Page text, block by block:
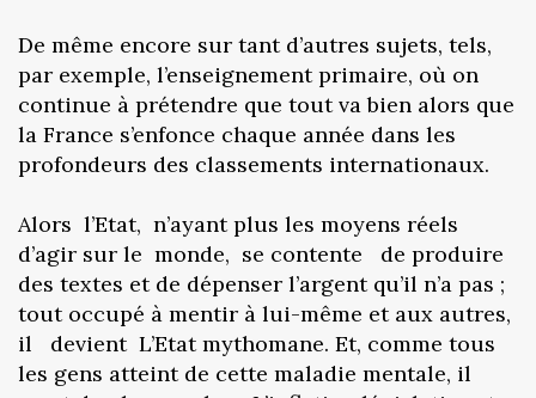
De même encore sur tant d’autres sujets, tels,
par exemple, l’enseignement primaire, où on
continue à prétendre que tout va bien alors que
la France s’enfonce chaque année dans les
profondeurs des classements internationaux.
Alors l’Etat, n’ayant plus les moyens réels
d’agir sur le monde, se contente de produire
des textes et de dépenser l’argent qu’il n’a pas ;
tout occupé à mentir à lui-même et aux autres,
il devient L’Etat mythomane. Et, comme tous
les gens atteint de cette maladie mentale, il